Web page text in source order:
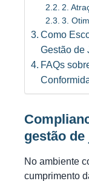
2.
3.
Como
Gestão de
FAQs
gestão
No ambiente
cumprimento